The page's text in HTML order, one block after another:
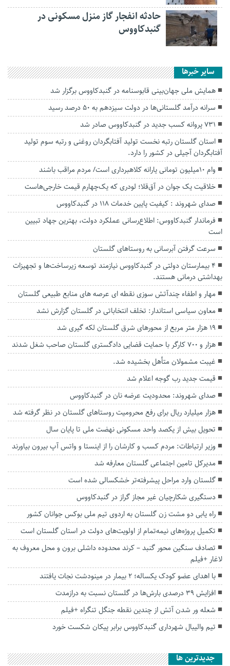
حادثه انفجار گاز منزل مسکونی در
گنبدکاووس
سایر خبرها
همایش ملی جهان‌بینی قابوسنامه در گنبدکاووس برگزار شد
سرانه درآمد گلستانی‌ها در دولت سیزدهم به ۵۰ درصد رسید
۷۳۱ پروانه کسب جدید در گنبدکاووس صادر شد
استان گلستان رتبه نخست تولید آفتابگردان روغنی و رتبه سوم تولید
آفتابگردان آجیلی در کشور را دارد.
وام ۱۰میلیون‌ تومانی یارانه کلاهبرداری است/ مردم مراقب باشند
خلاقیت یک جوان در آق‌قلا؛ لودری که یک‌چهارم قیمت خارجی‌هاست
صدای شهروند : کیفیت پایین خدمات 118 در گنبدکاووس
فرماندار گنبدکاووس: اطلاع‌رسانی عملکرد دولت، بهترین جهاد تبیین
است
سرعت گرفتن آبرسانی به روستا‌های گلستان
۴ بیمارستان‌ دولتی در گنبدکاووس نیازمند توسعه زیرساخت‌ها و تجهیزات
بهداشتی درمانی هستند.
مهار و اطفاء چندآتش سوزی نقطه ای عرصه های منابع طبیعی گلستان
معاون سیاسی استاندار: تخلف انتخاباتی در گلستان گزارش نشد
۱۹ هزار متر مربع از محور‌های شرق گلستان لکه گیری شد
هزار و ۷۰۰ کارگر با حمایت قضایی دادگستری گلستان صاحب شغل شدند
غیبت مشمولان متأهل بخشیده شد‌.
قیمت جدید رب گوجه اعلام شد
صدای شهروند: محدودیت عرضه نان در گنبدکاووس
هزار میلیارد ریال برای رفع محرومیت‌ روستاهای گلستان در نظر گرفته شد
تحویل بیش از یکصد واحد مسکونی نهضت ملی تا پایان سال
وزیر ارتباطات: مردم کسب و کارشان را از اینستا و واتس آپ بیرون بیاورند
مدیرکل تامین اجتماعی گلستان معارفه شد
گلستان وارد مراحل پیشرفته‌تر خشکسالی شده است
دستگیری شکارچیان غیر مجاز گراز در گنبدکاووس
راه یابی دو مشت زن گلستان به اردوی تیم ملی بوکس جوانان کشور
تکمیل پروژه‌های نیمه‌تمام از اولویت‌های دولت در استان گلستان است
تصادف سنگین محور گنبد – کرند محدوده داشلی برون و محل معروف به
لاغار +فیلم
با اهدای عضو کودک یکساله؛ 2 بیمار در مینودشت نجات یافتند
افزایش ۳۹ درصدی بارش‌ها در گلستان نسبت به درازمدت
شعله ور شدن آتش از چندین نقطه جنگل تنگراه +فیلم
تیم والیبال شهرداری گنبدکاووس برابر پیکان شکست خورد
جديدترين ها